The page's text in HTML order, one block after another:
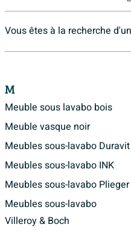
M
Meuble sous lavabo bois
Meuble vasque noir
Meubles sous-lavabo Duravit
Meubles sous-lavabo INK
Meubles sous-lavabo Plieger
Meubles sous-lavabo
Villeroy & Boch